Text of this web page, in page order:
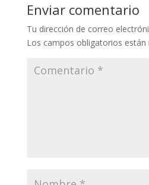
Enviar comentario
Tu dirección de correo
Los campos obligatorios están